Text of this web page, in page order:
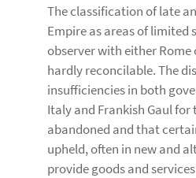
The classification of late
Empire as areas of
observer with either Rome
hardly reconcilable. The
insufficiencies in both
Italy and Frankish Gaul
abandoned and that
upheld, often in new and
provide goods and